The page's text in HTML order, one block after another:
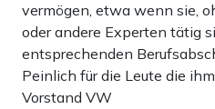
vermögen, etwa wenn sie,
oder andere Experten tätig
entsprechenden
Peinlich für die Leute die
Vorstand VW